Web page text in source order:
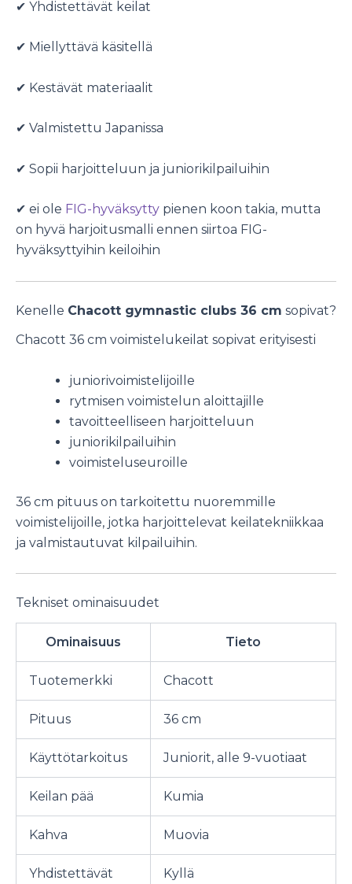
✔ Yhdistettävät keilat
✔ Miellyttävä käsitellä
✔ Kestävät materiaalit
✔ Valmistettu Japanissa
✔ Sopii harjoitteluun ja juniorikilpailuihin
✔ ei ole FIG-hyväksytty pienen koon takia, mutta
on hyvä harjoitusmalli ennen siirtoa FIG-
hyväksyttyihin keiloihin
Kenelle Chacott gymnastic clubs 36 cm sopivat?
Chacott 36 cm voimistelukeilat sopivat erityisesti
juniorivoimistelijoille
rytmisen voimistelun aloittajille
tavoitteelliseen harjoitteluun
juniorikilpailuihin
voimisteluseuroille
36 cm pituus on tarkoitettu nuoremmille
voimistelijoille, jotka harjoittelevat keilatekniikkaa
ja valmistautuvat kilpailuihin.
Tekniset ominaisuudet
Ominaisuus Tieto
Tuotemerkki Chacott
Pituus 36 cm
Käyttötarkoitus Juniorit, alle 9-vuotiaat
Keilan pää Kumia
Kahva Muovia
Yhdistettävät Kyllä